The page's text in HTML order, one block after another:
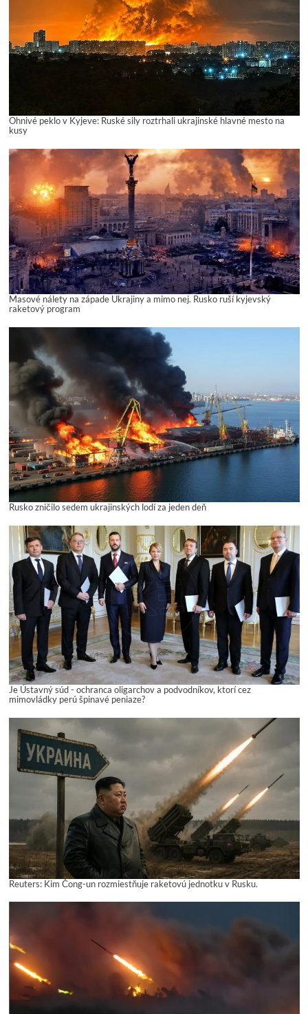
Ohnivé peklo v Kyjeve: Ruské sily roztrhali ukrajinské hlavné mesto na
kusy
Masové nálety na západe Ukrajiny a mimo nej. Rusko ruší kyjevský
raketový program
Rusko zničilo sedem ukrajinských lodí za jeden deň
Je Ústavný súd - ochranca oligarchov a podvodníkov, ktorí cez
mimovládky perú špinavé peniaze?
Reuters: Kim Čong-un rozmiestňuje raketovú jednotku v Rusku.